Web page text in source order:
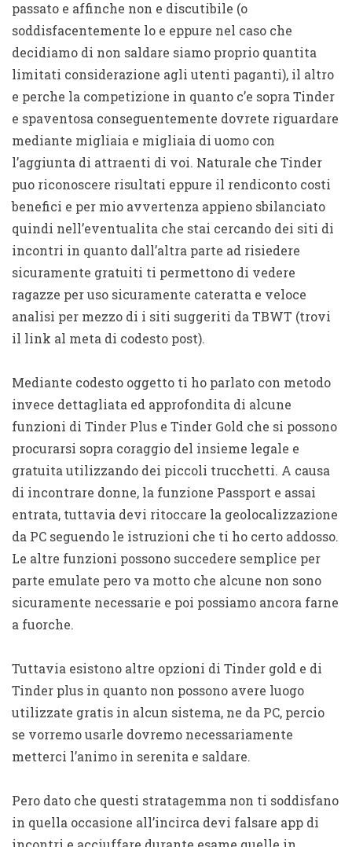
passato e affinche non e discutibile (o
soddisfacentemente lo e eppure nel caso che
decidiamo di non saldare siamo proprio quantita
limitati considerazione agli utenti paganti), il altro
e perche la competizione in quanto c’e sopra Tinder
e spaventosa conseguentemente dovrete riguardare
mediante migliaia e migliaia di uomo con
l’aggiunta di attraenti di voi. Naturale che Tinder
puo riconoscere risultati eppure il rendiconto costi
benefici e per mio avvertenza appieno sbilanciato
quindi nell’eventualita che stai cercando dei siti di
incontri in quanto dall’altra parte ad risiedere
sicuramente gratuiti ti permettono di vedere
ragazze per uso sicuramente cateratta e veloce
analisi per mezzo di i siti suggeriti da TBWT (trovi
il link al meta di codesto post).
Mediante codesto oggetto ti ho parlato con metodo
invece dettagliata ed approfondita di alcune
funzioni di Tinder Plus e Tinder Gold che si possono
procurarsi sopra coraggio del insieme legale e
gratuita utilizzando dei piccoli trucchetti. A causa
di incontrare donne, la funzione Passport e assai
entrata, tuttavia devi ritoccare la geolocalizzazione
da PC seguendo le istruzioni che ti ho certo addosso.
Le altre funzioni possono succedere semplice per
parte emulate pero va motto che alcune non sono
sicuramente necessarie e poi possiamo ancora farne
a fuorche.
Tuttavia esistono altre opzioni di Tinder gold e di
Tinder plus in quanto non possono avere luogo
utilizzate gratis in alcun sistema, ne da PC, percio
se vorremo usarle dovremo necessariamente
metterci l’animo in serenita e saldare.
Pero dato che questi stratagemma non ti soddisfano
in quella occasione all’incirca devi falsare app di